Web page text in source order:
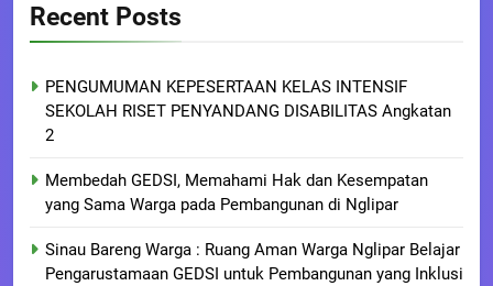
Recent Posts
PENGUMUMAN KEPESERTAAN KELAS INTENSIF
SEKOLAH RISET PENYANDANG DISABILITAS Angkatan
2
Membedah GEDSI, Memahami Hak dan Kesempatan
yang Sama Warga pada Pembangunan di Nglipar
Sinau Bareng Warga : Ruang Aman Warga Nglipar Belajar
Pengarustamaan GEDSI untuk Pembangunan yang Inklusi